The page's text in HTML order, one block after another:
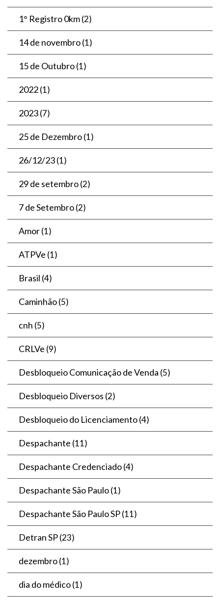
1° Registro 0km(2)
14 de novembro(1)
15 de Outubro(1)
2022(1)
2023(7)
25 de Dezembro(1)
26/12/23(1)
29 de setembro(2)
7 de Setembro(2)
Amor(1)
ATPVe (1)
Brasil (4)
Caminhão(5)
cnh (5)
CRLVe (9)
Desbloqueio Comunicação de Venda (5)
Desbloqueio Diversos (2)
Desbloqueio do Licenciamento(4)
Despachante (11)
Despachante Credenciado(4)
Despachante São Paulo(1)
Despachante São Paulo SP(11)
Detran SP(23)
dezembro(1)
dia do médico(1)